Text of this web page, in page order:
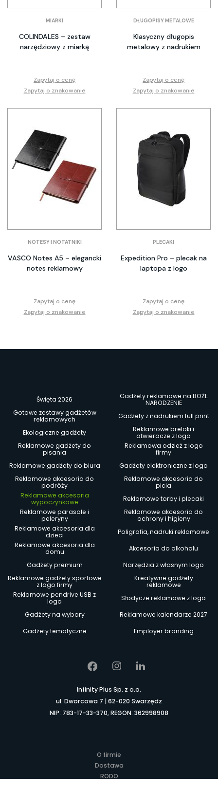
MIARKI
COLINDALES – zestaw
narzędziowy z miarką
Zapytaj o cenę
Zapytaj o znakowanie
DŁUGOPISY METALOWE
Klasyczny długopis
metalowy z nadrukiem
Zapytaj o cenę
Zapytaj o znakowanie
NOTESY I NOTATNIKI
VASCO Notes A5 – elegancki
notes reklamowy
Zapytaj o cenę
Zapytaj o znakowanie
PLECAKI
Expedition Pro – plecak na
laptopa z logo
Zapytaj o cenę
Zapytaj o znakowanie
Święta 2026
Gadżety reklamowe na BOŻE
NARODZENIE
Gotowe zestawy gadżetów
reklamowych
Gadżety z nadrukiem full print
Ekologiczne gadżety
Reklamowe breloki i
otwieracze z logo
Reklamowe gadżety do
pisania
Reklamowa odzież z logo
firmy
Reklamowe gadżety do biura
Gadżety elektroniczne z logo
Reklamowe akcesoria do
podróży
Reklamowe akcesoria do
picia
Reklamowe akcesoria
wypoczynkowe
Reklamowe torby i plecaki
Reklamowe parasole i
peleryny
Reklamowe akcesoria do
ochrony i higieny
Reklamowe akcesoria dla
dzieci
Poligrafia, nadruki reklamowe
Reklamowe akcesoria dla
domu
Akcesoria do alkoholu
Gadżety premium
Narzędzia z własnym logo
Reklamowe gadżety sportowe
z logo firmy
Kreatywne gadżety
reklamowe
Reklamowe pendrive USB z
logo
Słodycze reklamowe z logo
Gadżety na wybory
Reklamowe kalendarze 2027
Gadżety tematyczne
Employer branding
Infinity Plus Sp. z o.o.
ul. Dworcowa 7 | 62-020 Swarzędz
NIP: 783-17-33-370, REGON: 362998908
O firmie
Dostawa
RODO